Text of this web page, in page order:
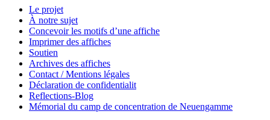
Le projet
À notre sujet
Concevoir les motifs d’une affiche
Imprimer des affiches
Soutien
Archives des affiches
Contact / Mentions légales
Déclaration de confidentialit
Reflections-Blog
Mémorial du camp de concentration de Neuengamme